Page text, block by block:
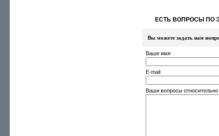
ЕСТЬ ВОПРОСЫ ПО
Вы можете задать нам
Ваше имя
E-mail
Ваши вопросы относительно